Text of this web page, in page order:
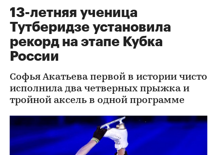
13-летняя ученица
Тутберидзе установила
рекорд на этапе Кубка
России
Софья Акатьева первой в истории чисто
исполнила два четверных прыжка и
тройной аксель в одной программе